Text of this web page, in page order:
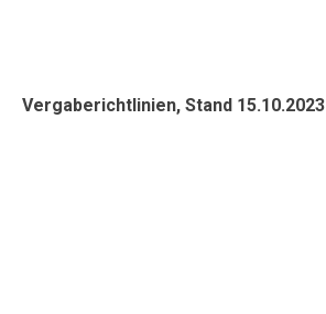
Vergaberichtlinien, Stand 15.10.2023